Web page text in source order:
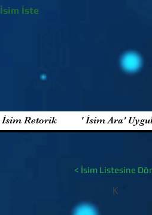
İsim İste
İsim Retorik ' İsim Ara'
< İsim Listesine
K